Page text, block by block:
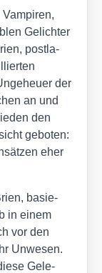
Gelich­ter
post­la­
der
an und
den
gebo­ten:
eher
basie­
in einem
vor den
Unwe­sen.
Gele­